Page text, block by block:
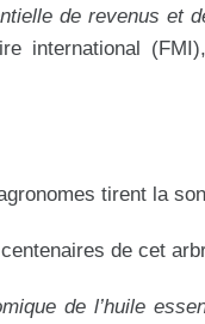
de revenus et
international
tirent la
de cet
de l’huile